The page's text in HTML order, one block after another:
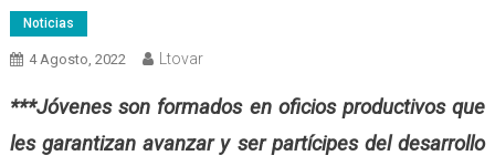
Noticias
4 Agosto, 2022 Ltovar
***Jóvenes son formados en oficios productivos que
les garantizan avanzar y ser partícipes del desarrollo